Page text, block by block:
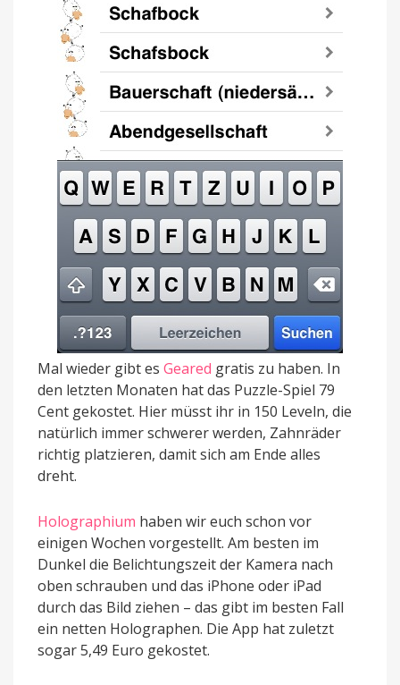
Mal wieder gibt es Geared gratis zu haben. In
den letzten Monaten hat das Puzzle-Spiel 79
Cent gekostet. Hier müsst ihr in 150 Leveln, die
natürlich immer schwerer werden, Zahnräder
richtig platzieren, damit sich am Ende alles
dreht.
Holographium haben wir euch schon vor
einigen Wochen vorgestellt. Am besten im
Dunkel die Belichtungszeit der Kamera nach
oben schrauben und das iPhone oder iPad
durch das Bild ziehen – das gibt im besten Fall
ein netten Holographen. Die App hat zuletzt
sogar 5,49 Euro gekostet.